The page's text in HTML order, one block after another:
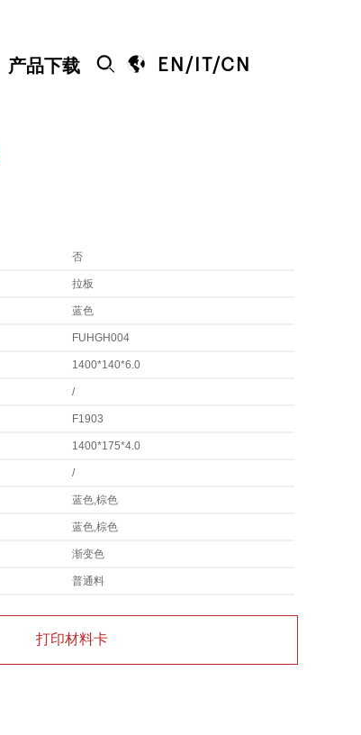
产品下载   EN / /CN
否
拉板
蓝色
FUHGH004
1400*140*6.0
/
F1903
1400*175*4.0
/
蓝色,棕色
蓝色,棕色
渐变色
普通料
打印材料卡